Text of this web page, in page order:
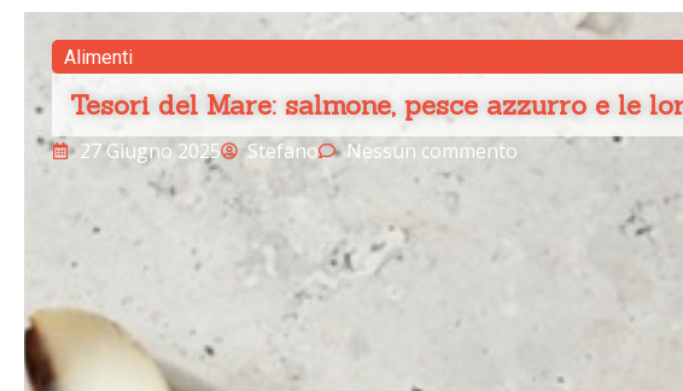
Alimenti
Tesori del Mare: salmone, pesce azzurro e le
27 Giugno 2025 Stefano Nessun commento